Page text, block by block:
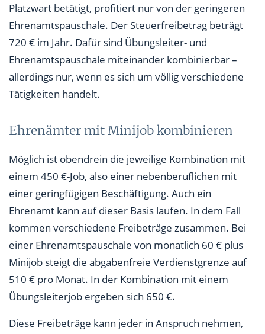
Platzwart betätigt, profitiert nur von der geringeren
Ehrenamtspauschale. Der Steuerfreibetrag beträgt
720 € im Jahr. Dafür sind Übungsleiter- und
Ehrenamtspauschale miteinander kombinierbar –
allerdings nur, wenn es sich um völlig verschiedene
Tätigkeiten handelt.
Ehrenämter mit Minijob kombinieren
Möglich ist obendrein die jeweilige Kombination mit
einem 450 €-Job, also einer nebenberuflichen mit
einer geringfügigen Beschäftigung. Auch ein
Ehrenamt kann auf dieser Basis laufen. In dem Fall
kommen verschiedene Freibeträge zusammen. Bei
einer Ehrenamtspauschale von monatlich 60 € plus
Minijob steigt die abgabenfreie Verdienstgrenze auf
510 € pro Monat. In der Kombination mit einem
Übungsleiterjob ergeben sich 650 €.
Diese Freibeträge kann jeder in Anspruch nehmen,